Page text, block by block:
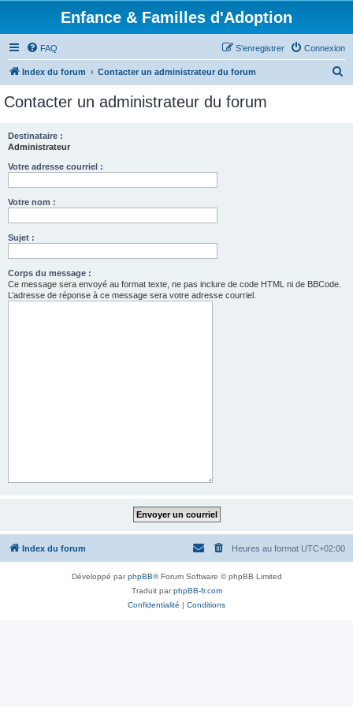
Enfance & Familles d'Adoption
FAQ Connexion
S’enregistrer
Index du forum Contacter un administrateur du forum
Contacter un administrateur du forum
Destinataire :
Administrateur
Votre adresse courriel :
Votre nom :
Sujet :
Corps du message :
Ce message sera envoyé au format texte, ne pas inclure de code HTML ni de BBCode.
L’adresse de réponse à ce message sera votre adresse courriel.
Index du forum Heures au format UTC+02:00
Développé parphpBB® Forum Software © phpBB Limited
Traduit parphpBB-fr.com
Confidentialité | Conditions